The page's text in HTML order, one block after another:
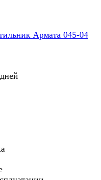
Армата 045-04